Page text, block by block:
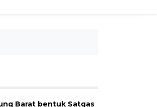
Barat bentuk Satgas